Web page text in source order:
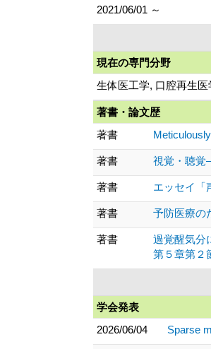
2021/06/01 ～
現在の専門分野
生体医工学, 口腔再生
著書・論文歴
著書
著書 視覚・聴覚
著書 エッセイ「
著書 予防医療の
著書
過覚醒気分
第５章第２
学会発表
2026/06/04
Sparse